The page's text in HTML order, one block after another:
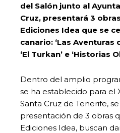
del Salón junto al
Cruz, presentará 3
Ediciones Idea que se
canario: ‘Las Aventuras
‘El Turkan’ e ‘Historias
Dentro del amplio
se ha establecido para el
Santa Cruz de Tenerife,
presentación de 3 obras
Ediciones Idea, buscan